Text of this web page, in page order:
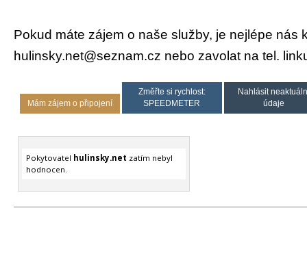
Pokud máte zájem o naše služby, je nejlépe nás
hulinsky.net@seznam.cz nebo zavolat na tel.
Mám zájem o připojení
Změřte si rychlost:
SPEEDMETER
Nahlásit
údaje
Pokytovatel hulinsky.net zatím nebyl
hodnocen.